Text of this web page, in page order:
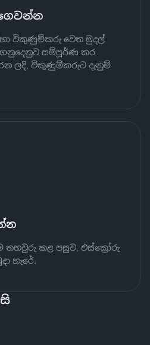
විකුණුම්කරු වෙත මුදල්
ගනුදෙනුව සම්පූර්ණ කර
කරන ලදි, විකුණුම්කරුට දැනුම්
තහවුරු කළ පසුව, එස්ක්‍රෝරු
හැරේ.